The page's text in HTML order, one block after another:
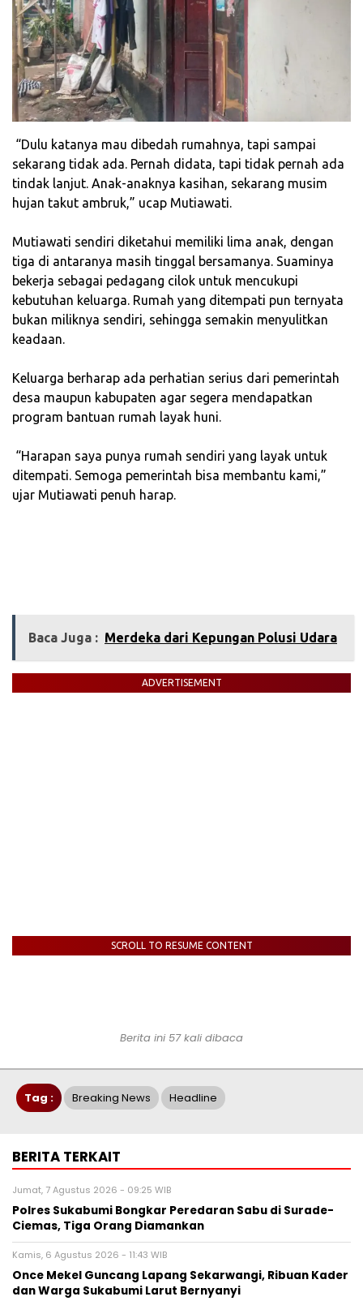
‎ “Dulu katanya mau dibedah rumahnya, tapi sampai
sekarang tidak ada. Pernah didata, tapi tidak pernah ada
tindak lanjut. Anak-anaknya kasihan, sekarang musim
hujan takut ambruk,” ucap Mutiawati.
‎Mutiawati sendiri diketahui memiliki lima anak, dengan
tiga di antaranya masih tinggal bersamanya. Suaminya
bekerja sebagai pedagang cilok untuk mencukupi
kebutuhan keluarga. Rumah yang ditempati pun ternyata
bukan miliknya sendiri, sehingga semakin menyulitkan
keadaan.
‎Keluarga berharap ada perhatian serius dari pemerintah
desa maupun kabupaten agar segera mendapatkan
program bantuan rumah layak huni.
‎ “Harapan saya punya rumah sendiri yang layak untuk
ditempati. Semoga pemerintah bisa membantu kami,”
ujar Mutiawati penuh harap.
Baca Juga : Merdeka dari Kepungan Polusi Udara
ADVERTISEMENT
SCROLL TO RESUME CONTENT
Berita ini 57 kali dibaca
Tag : Breaking News Headline
BERITA TERKAIT
Jumat, 7 Agustus 2026 - 09:25 WIB
Polres Sukabumi Bongkar Peredaran Sabu di Surade-
Ciemas, Tiga Orang Diamankan
Kamis, 6 Agustus 2026 - 11:43 WIB
Once Mekel Guncang Lapang Sekarwangi, Ribuan Kader
dan Warga Sukabumi Larut Bernyanyi